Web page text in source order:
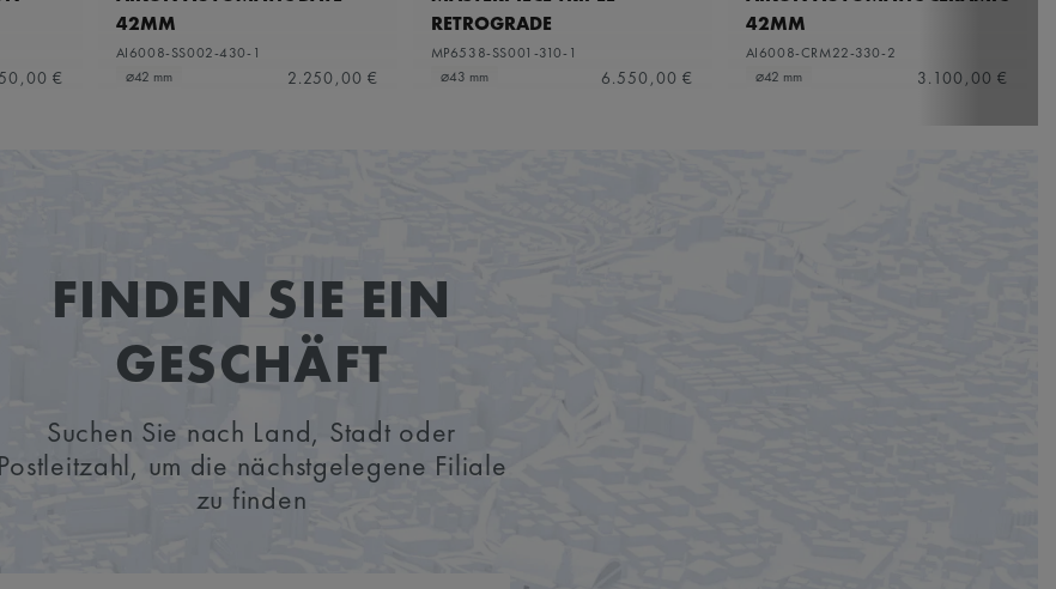
€
42MM
AI6008-SS002-430-1
⌀42 mm
2.250,00 €
RETROGRADE
MP6538-SS001-310-1
⌀43 mm
6.550,00 €
42MM
AI6008-CRM22-330-2
⌀42 mm
3.100,00 €
FINDEN SIE EIN
GESCHÄFT
Suchen Sie nach Land, Stadt oder
Postleitzahl, um die nächstgelegene Filiale
zu finden